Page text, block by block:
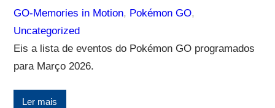
GO-Memories in Motion, Pokémon GO
Uncategorized
Eis a lista de eventos do Pokémon GO programados
para Março 2026.
Ler mais